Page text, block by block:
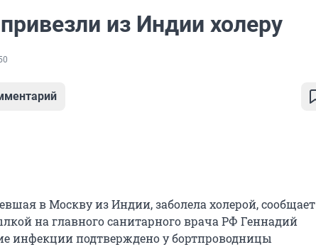
из Индии холеру
в Москву из Индии, заболела холерой, сообщает
на главного санитарного врача РФ Геннадий
инфекции подтверждено у бортпроводницы